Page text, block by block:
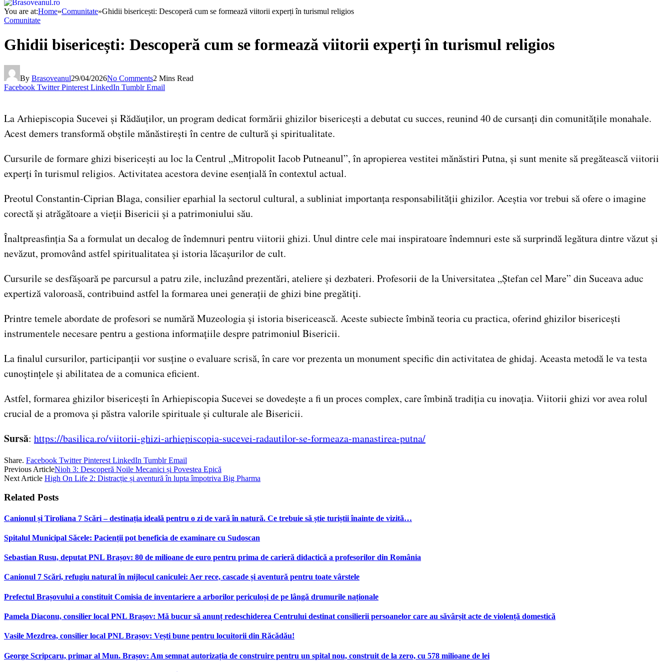
You are at:Home»Comunitate»Ghidii bisericești: Descoperă cum se formează viitorii experți în turismul religios
Comunitate
Ghidii bisericești: Descoperă cum se formează viitorii experți în turismul religios
By Brasoveanul29/04/2026No Comments2 Mins Read
Facebook Twitter Pinterest LinkedIn Tumblr Email
La Arhiepiscopia Sucevei și Rădăuților, un program dedicat formării ghizilor bisericești a debutat cu succes, reunind 40 de cursanți din comunitățile monahale.
Acest demers transformă obștile mănăstirești în centre de cultură și spiritualitate.
Cursurile de formare ghizi bisericești au loc la Centrul „Mitropolit Iacob Putneanul”, în apropierea vestitei mănăstiri Putna, și sunt menite să pregătească viitorii
experți în turismul religios. Activitatea acestora devine esențială în contextul actual.
Preotul Constantin-Ciprian Blaga, consilier eparhial la sectorul cultural, a subliniat importanța responsabilității ghizilor. Aceștia vor trebui să ofere o imagine
corectă și atrăgătoare a vieții Bisericii și a patrimoniului său.
Înaltpreasfinția Sa a formulat un decalog de îndemnuri pentru viitorii ghizi. Unul dintre cele mai inspiratoare îndemnuri este să surprindă legătura dintre văzut și
nevăzut, promovând astfel spiritualitatea și istoria lăcașurilor de cult.
Cursurile se desfășoară pe parcursul a patru zile, incluzând prezentări, ateliere și dezbateri. Profesorii de la Universitatea „Ștefan cel Mare” din Suceava aduc
expertiză valoroasă, contribuind astfel la formarea unei generații de ghizi bine pregătiți.
Printre temele abordate de profesori se numără Muzeologia și istoria bisericească. Aceste subiecte îmbină teoria cu practica, oferind ghizilor bisericești
instrumentele necesare pentru a gestiona informațiile despre patrimoniul Bisericii.
La finalul cursurilor, participanții vor susține o evaluare scrisă, în care vor prezenta un monument specific din activitatea de ghidaj. Aceasta metodă le va testa
cunoștințele și abilitatea de a comunica eficient.
Astfel, formarea ghizilor bisericești în Arhiepiscopia Sucevei se dovedește a fi un proces complex, care îmbină tradiția cu inovația. Viitorii ghizi vor avea rolul
crucial de a promova și păstra valorile spirituale și culturale ale Bisericii.
Sursă: https://basilica.ro/viitorii-ghizi-arhiepiscopia-sucevei-radautilor-se-formeaza-manastirea-putna/
Share. Facebook Twitter Pinterest LinkedIn Tumblr Email
Previous ArticleNioh 3: Descoperă Noile Mecanici și Povestea Epică
Next Article High On Life 2: Distracție și aventură în lupta împotriva Big Pharma
Related Posts
Canionul și Tiroliana 7 Scări – destinația ideală pentru o zi de vară în natură. Ce trebuie să știe turiștii înainte de vizită…
Spitalul Municipal Săcele: Pacienții pot beneficia de examinare cu Sudoscan
Sebastian Rusu, deputat PNL Brașov: 80 de milioane de euro pentru prima de carieră didactică a profesorilor din România
Canionul 7 Scări, refugiu natural în mijlocul caniculei: Aer rece, cascade și aventură pentru toate vârstele
Prefectul Brașovului a constituit Comisia de inventariere a arborilor periculoși de pe lângă drumurile naționale
Pamela Diaconu, consilier local PNL Brașov: Mă bucur să anunț redeschiderea Centrului destinat consilierii persoanelor care au săvârșit acte de violență domestică
Vasile Mezdrea, consilier local PNL Brașov: Vești bune pentru locuitorii din Răcădău!
George Scripcaru, primar al Mun. Brașov: Am semnat autorizația de construire pentru un spital nou, construit de la zero, cu 578 milioane de lei